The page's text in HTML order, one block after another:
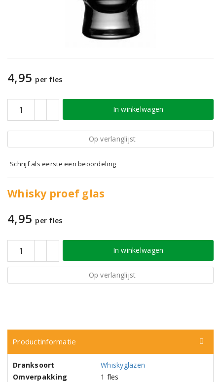
4,95 per fles
In winkelwagen
Op verlanglijst
Schrijf als eerste een beoordeling
Whisky proef glas
4,95 per fles
In winkelwagen
Op verlanglijst
Productinformatie
Dranksoort
Whiskyglazen
Omverpakking
1 fles